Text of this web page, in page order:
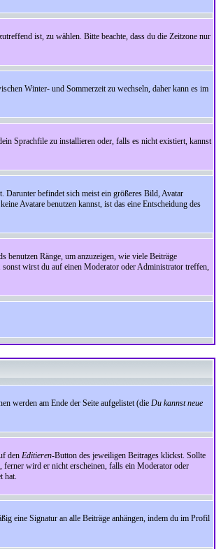
ist, zu wählen. Bitte beachte, dass du die Zeitzone nur
Winter- und Sommerzeit zu wechseln, daher kann es im
Sprachfile zu installieren oder, falls es nicht existiert, kannst
Darunter befindet sich meist ein größeres Bild, Avatar
Avatare benutzen kannst, ist das eine Entscheidung des
benutzen Ränge, um anzuzeigen, wie viele Beiträge
sonst wirst du auf einen Moderator oder Administrator treffen,
werden am Ende der Seite aufgelistet (die Du kannst neue
den Editieren-Button des jeweiligen Beitrages klickst. Sollte
ferner wird er nicht erscheinen, falls ein Moderator oder
hat.
eine Signatur an alle Beiträge anhängen, indem du im Profil